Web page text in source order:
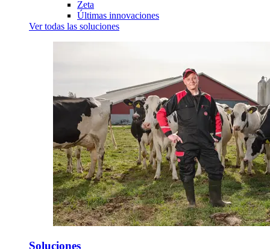
Zeta
Últimas innovaciones
Ver todas las soluciones
Soluciones